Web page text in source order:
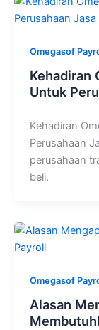
Omegasof
Kehadiran
Untuk
Kehadiran
Perusahaan
perusahaan
beli.
Omegasof
Alasan